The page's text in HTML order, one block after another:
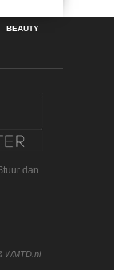
BEAUTY
dan
WMTD.nl